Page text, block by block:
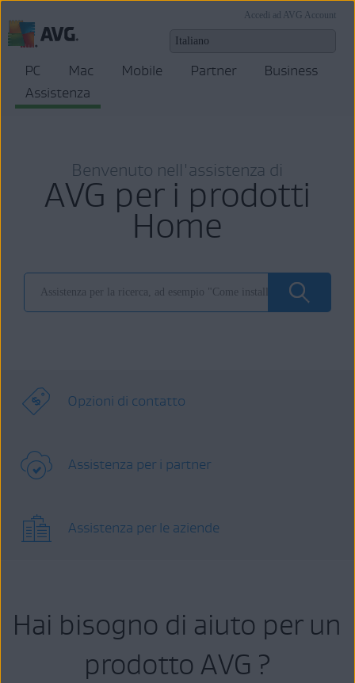
Accedi ad AVG Account
PC Mac Mobile Partner
Business
Assistenza
Benvenuto nell'assistenza di
AVG per i prodotti
Home
Opzioni di contatto
Assistenza per i partner
Assistenza per le aziende
Hai bisogno di aiuto per un
prodotto AVG ?